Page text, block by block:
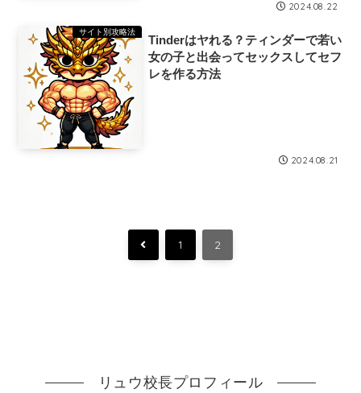
2024.08.22
サイト別攻略法
Tinderはヤれる？ティンダーで若い
女の子と出会ってセックスしてセフ
レを作る方法
2024.08.21
前 1 2
リュウ校長プロフィール